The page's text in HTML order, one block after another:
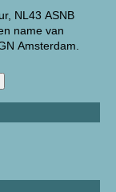
NL43 ASNB
name van
Amsterdam.